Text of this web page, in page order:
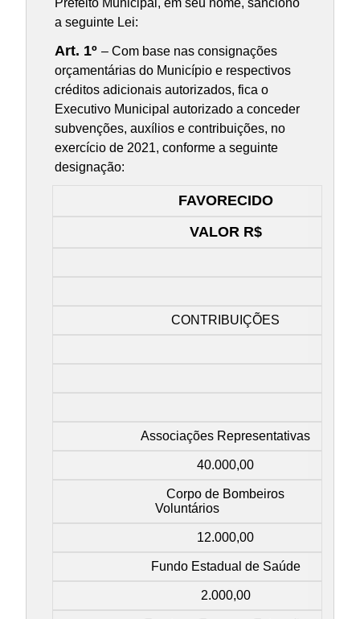
a seguinte Lei:
Art. 1º– Com base nas consignações
orçamentárias do Município e respectivos
créditos adicionais autorizados, fica o
Executivo Municipal autorizado a conceder
subvenções, auxílios e contribuições, no
exercício de 2021, conforme a seguinte
designação:
FAVORECIDO
VALOR R$
CONTRIBUIÇÕES
Associações Representativas
40.000,00
Corpo de Bombeiros
Voluntários
12.000,00
Fundo Estadual de Saúde
2.000,00